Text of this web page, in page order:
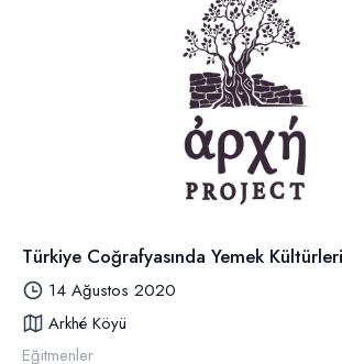
14 Ağustos 2020
Arkhé Köyü
Eğitmenler